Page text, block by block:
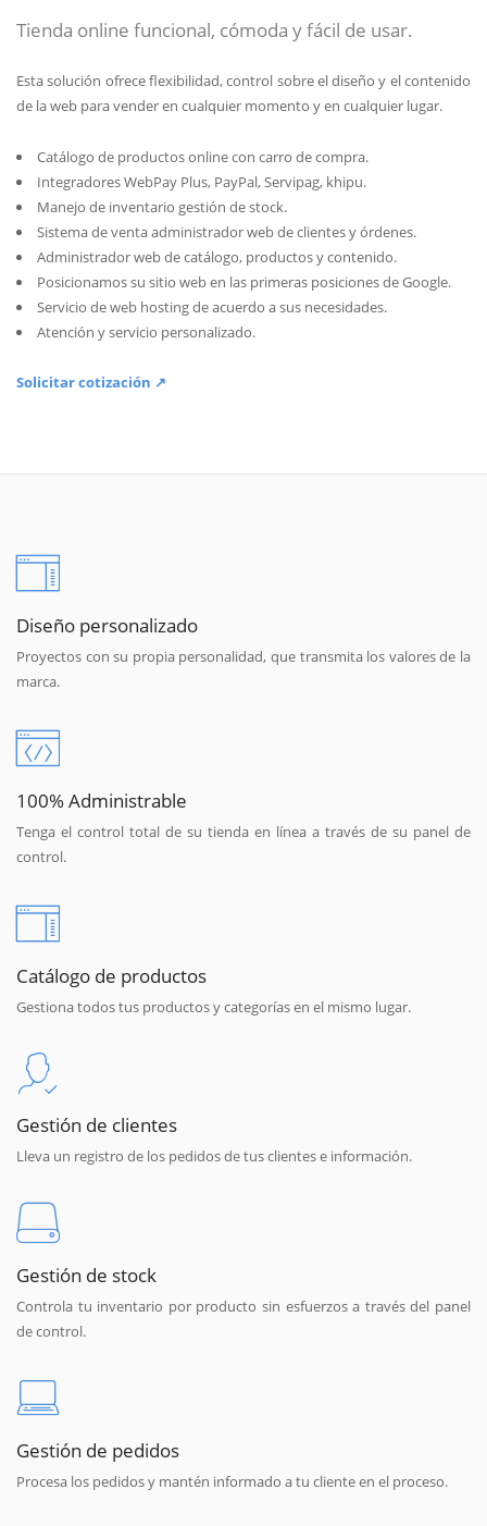
Tienda online funcional, cómoda y fácil de usar.
Esta solución ofrece flexibilidad, control sobre el diseño y el contenido
de la web para vender en cualquier momento y en cualquier lugar.
Catálogo de productos online con carro de compra.
Integradores WebPay Plus, PayPal, Servipag, khipu.
Manejo de inventario gestión de stock.
Sistema de venta administrador web de clientes y órdenes.
Administrador web de catálogo, productos y contenido.
Posicionamos su sitio web en las primeras posiciones de Google.
Servicio de web hosting de acuerdo a sus necesidades.
Atención y servicio personalizado.
Solicitar cotización ↗
Diseño personalizado
Proyectos con su propia personalidad, que transmita los valores de la
marca.
100% Administrable
Tenga el control total de su tienda en línea a través de su panel de
control.
Catálogo de productos
Gestiona todos tus productos y categorías en el mismo lugar.
Gestión de clientes
Lleva un registro de los pedidos de tus clientes e información.
Gestión de stock
Controla tu inventario por producto sin esfuerzos a través del panel
de control.
Gestión de pedidos
Procesa los pedidos y mantén informado a tu cliente en el proceso.